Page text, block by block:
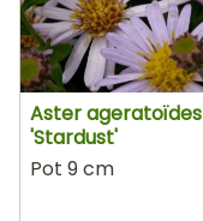
Aster ageratoïdes
'Stardust'
Pot 9 cm